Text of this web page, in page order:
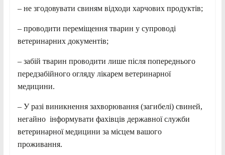
– не згодовувати свиням відходи харчових продуктів;
– проводити переміщення тварин у супроводі
ветеринарних документів;
– забій тварин проводити лише після попереднього
передзабійного огляду лікарем ветеринарної
медицини.
– У разі виникнення захворювання (загибелі) свиней,
негайно інформувати фахівців державної служби
ветеринарної медицини за місцем вашого
проживання.